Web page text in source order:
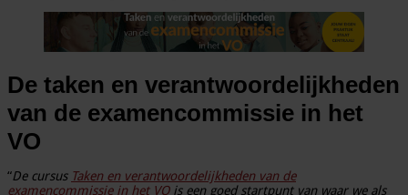
De taken en verantwoordelijkheden
van de examencommissie in het
VO
“De cursus Taken en verantwoordelijkheden van de
examencommissie in het VOis een goed startpunt van waar we als